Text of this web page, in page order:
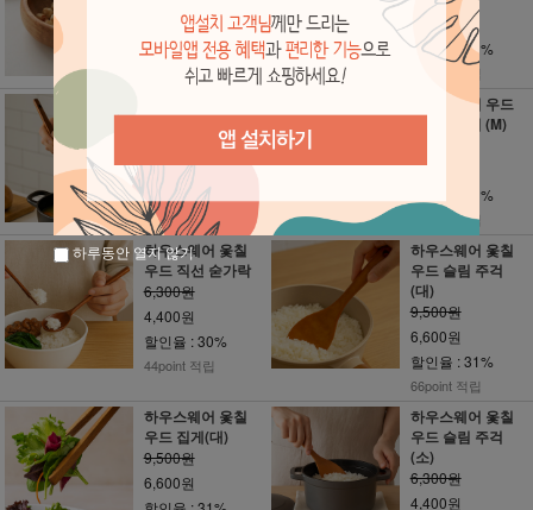
4,400원
할인율 : 30%
44point 적립
3,300원
할인율 : 31%
7,700원
할인율 : 30%
77point 적립
하우스웨어 우드
조약돌접시 (M)
7,500원
할인율 : 31%
75point 적립
하우스웨어 옻칠
우드 직선 숟가락
6,300원
4,400원
할인율 : 30%
44point 적립
하우스웨어 옻칠
우드 슬림 주걱
(대)
9,500원
6,600원
할인율 : 31%
66point 적립
하우스웨어 옻칠
우드 집게(대)
9,500원
6,600원
하우스웨어 옻칠
우드 슬림 주걱
(소)
6,300원
4,400원
하루동안 열지 않기